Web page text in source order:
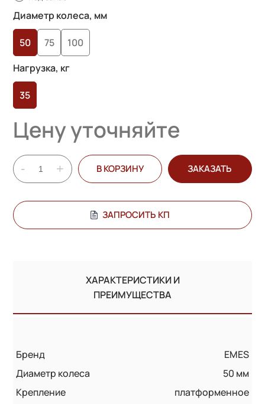
основе
опроса
пользователей
Диаметр колеса, мм
50 75
100
Нагрузка, кг
35
Цену уточняйте
- + В КОРЗИНУ ЗАКАЗАТЬ
ЗАПРОСИТЬ КП
ХАРАКТЕРИСТИКИ И
ПРЕИМУЩЕСТВА
Бренд
EMES
Диаметр колеса
50 мм
Крепление
платформенное